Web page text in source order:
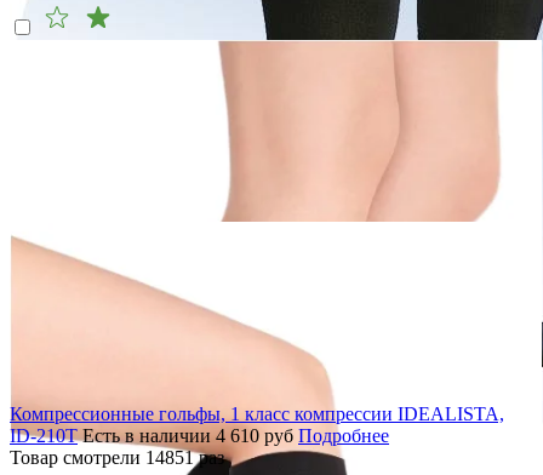
Компрессионные гольфы, 1 класс компрессии IDEALISTA,
ID-210T Есть в наличии 4 610 руб Подробнее
Товар смотрели 14851раз